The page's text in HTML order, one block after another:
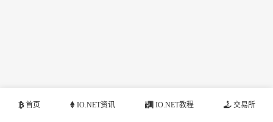
首页 IO.NET资讯 IO.NET教程 交易所